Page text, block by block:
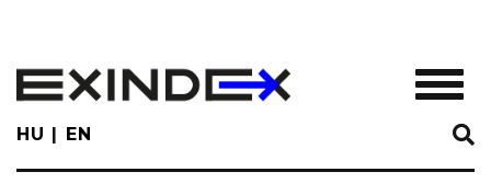
main
content
HU EN